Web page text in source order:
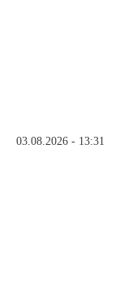
03.08.2026 - 13:31